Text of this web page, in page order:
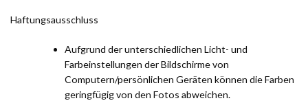
Haftungsausschluss
Aufgrund der unterschiedlichen Licht- und
Farbeinstellungen der Bildschirme von
Computern/persönlichen Geräten können die Farben
geringfügig von den Fotos abweichen.